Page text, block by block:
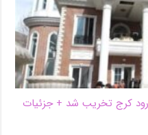
کرج تخریب شد + جزئیات